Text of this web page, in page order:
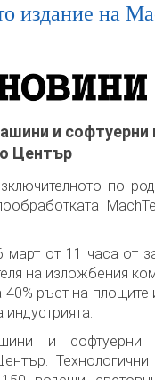
издание на
и
Център
по
от 11 часа от
на изложбения
ръст на
и